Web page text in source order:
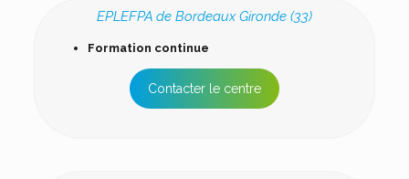
EPLEFPA de Bordeaux Gironde (33)
Formation continue
Contacter le centre